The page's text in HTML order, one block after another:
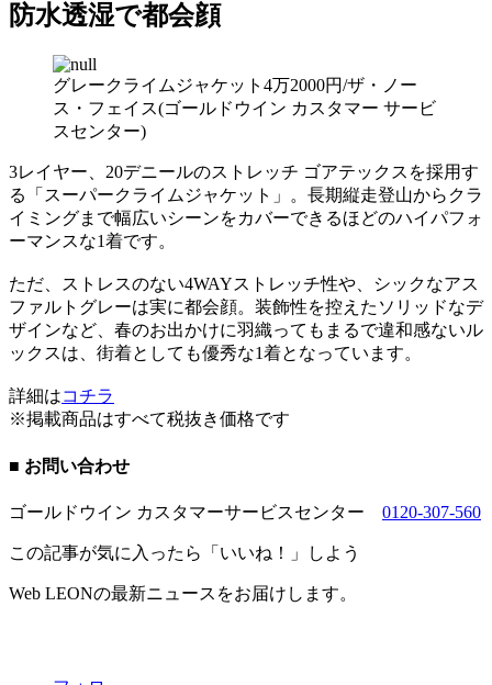
防水透湿で都会顔
グレークライムジャケット4万2000円/ザ・ノー
ス・フェイス(ゴールドウイン カスタマー サービ
スセンター)
3レイヤー、20デニールのストレッチ ゴアテックスを採用す
る「スーパークライムジャケット」。長期縦走登山からクラ
イミングまで幅広いシーンをカバーできるほどのハイパフォ
ーマンスな1着です。
ただ、ストレスのない4WAYストレッチ性や、シックなアス
ファルトグレーは実に都会顔。装飾性を控えたソリッドなデ
ザインなど、春のお出かけに羽織ってもまるで違和感ないル
ックスは、街着としても優秀な1着となっています。
詳細はコチラ
※掲載商品はすべて税抜き価格です
■ お問い合わせ
ゴールドウイン カスタマーサービスセンター 0120-307-560
この記事が気に入ったら「いいね！」しよう
Web LEONの最新ニュースをお届けします。